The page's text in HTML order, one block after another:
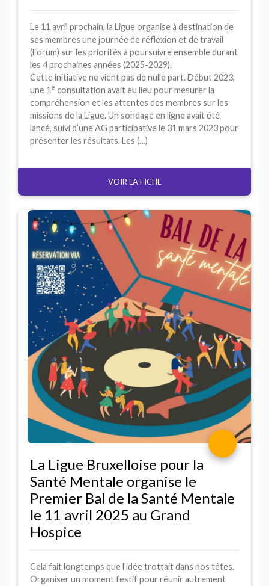
Le 11 avril prochain, la Ligue organise à destination de
ses membres une journée de réflexion et de travail
(Forum) sur les priorités à poursuivre ensemble durant
les 4 prochaines années (2025-2029).
Cette initiative ne vient pas de nulle part. Début 2023,
une 1 e consultation avait eu lieu pour mesurer la
compréhension et les attentes des membres sur les
missions de la Ligue. Un sondage en ligne avait été
lancé, suivi d’uneAG participative le 31 mars 2023 pour
présenter les résultats. Les (…)
VOIR LA FICHE
La Ligue Bruxelloise pour la
Santé Mentale organise le
Premier Bal de la Santé Mentale
le 11 avril 2025 au Grand
Hospice
Cela fait longtemps que l’idée trottait dans nos têtes.
Organiser un moment festif pour réunir autrement